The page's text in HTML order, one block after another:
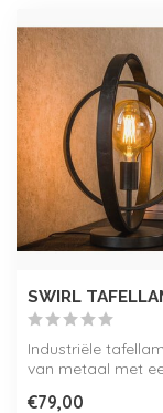
SWIRL
Industriële
van metaal met
hele S...
€79,00